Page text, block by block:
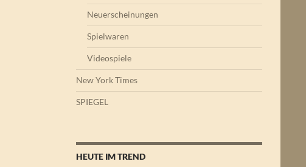
Neuerscheinungen
Spielwaren
Videospiele
New York Times
SPIEGEL
HEUTE IM TREND